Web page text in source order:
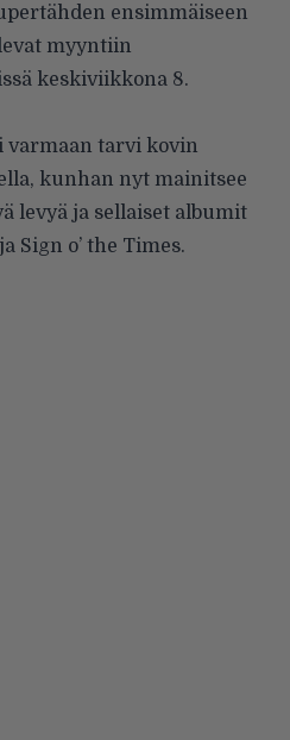
ensimmäiseen
myyntiin
keskiviikkona 8.
tarvi kovin
kunhan nyt mainitsee
levyä ja sellaiset albumit
Sign o’ the Times.